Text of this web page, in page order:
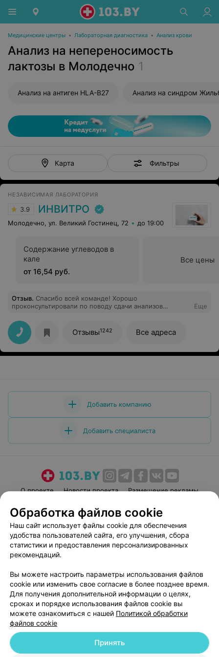
Медицинские центры • Лабораторная диагностика • Анализ крови
Анализ на непереносимость
лактозы в Молодечно 1
Анализ на антиген HLA-B27 Анализ на синдром
Карта Фильтры
НЕЗАВИСИМАЯ ЛАБОРАТОРИЯ
3.9 ИНВИТРО
Молодечно, ул. Великий Гостинец, 72 до 19:00
Содержание углеводов в
кале
от 16,54 руб.
Все цены
Отзыв. Спасибо всей команде! Хорошо
проконсультировали по поводу сдачи анализов
Именно этот офис
Еще
Отзывы1242 Все адреса
Добавить компанию
Добавить специалиста
О проекте Новости проекта
Размещение рекламы
Пользовательское соглашение
Способы оплаты
Вакансии
Партнеры
Написать руководителю 103.by
Персональные настройки cookie
Обработка персональных данных
© 2026 ООО «Артокс Лаб», УНП 191700409| 220012, Республика Беларусь,
Обработка файлов cookie
Наш сайт использует файлы cookie для обеспечения
удобства пользователей сайта, его улучшения, сбора
статистики и предоставления персонализированных
рекомендаций.
Вы можете настроить параметры использования файлов
cookie или изменить свое согласие в более позднее время.
Для получения дополнительной информации о целях,
сроках и порядке использования файлов cookie вы
можете ознакомиться с нашей Политикой обработки
файлов cookie
Принять